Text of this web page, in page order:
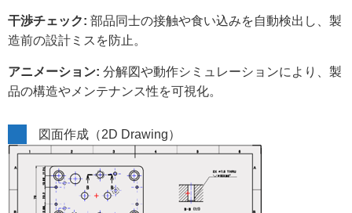
干渉チェック: 部品同士の接触や食い込みを自動検出し、製
造前の設計ミスを防止。
アニメーション: 分解図や動作シミュレーションにより、製
品の構造やメンテナンス性を可視化。
図面作成（2D Drawing）